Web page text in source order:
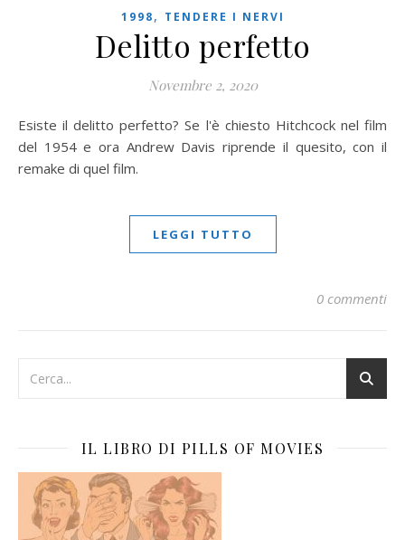
1998, TENDERE I NERVI
Delitto perfetto
Novembre 2, 2020
Esiste il delitto perfetto? Se l'è chiesto Hitchcock nel film
del 1954 e ora Andrew Davis riprende il quesito, con il
remake di quel film.
LEGGI TUTTO
0 commenti
IL LIBRO DI PILLS OF MOVIES